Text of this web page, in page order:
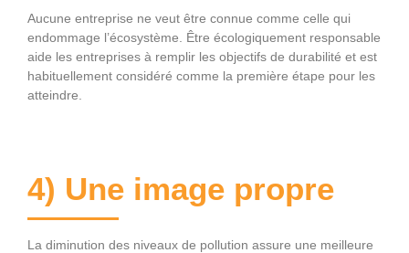
Aucune entreprise ne veut être connue comme celle qui
endommage l’écosystème. Être écologiquement responsable
aide les entreprises à remplir les objectifs de durabilité et est
habituellement considéré comme la première étape pour les
atteindre.
4) Une image propre
La diminution des niveaux de pollution assure une meilleure